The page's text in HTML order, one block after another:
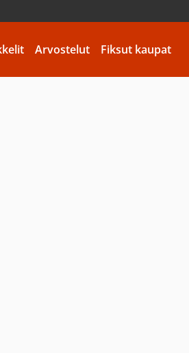
Arvostelut Fiksut kaupat